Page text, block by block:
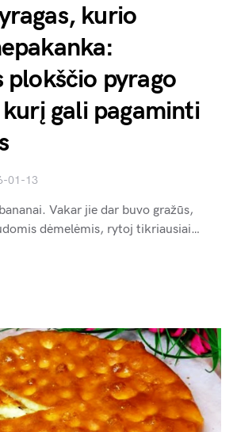
kurio
plokščio pyrago
gali pagaminti
01-13
Vakar jie dar buvo gražūs,
dėmelėmis, rytoj tikriausiai…